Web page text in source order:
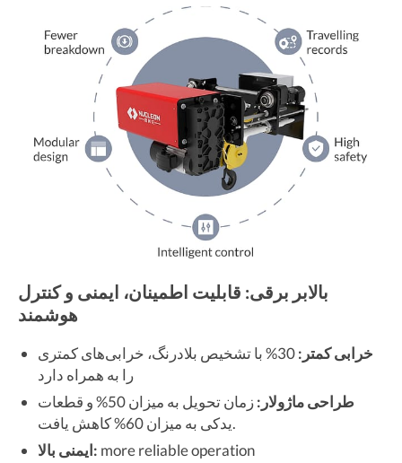
بالابر برقی: قابلیت اطمینان، ایمنی و کنترل
هوشمند
خرابی کمتر:
30% با تشخیص بلادرنگ، خرابی‌های کمتری
را به همراه دارد
طراحی ماژولار:
زمان تحویل به میزان 50% و قطعات
یدکی به میزان 60% کاهش یافت.
ایمنی بالا: more reliable operation